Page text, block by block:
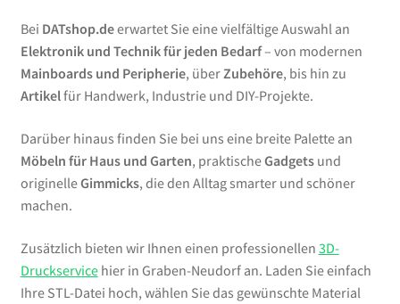
Bei DATshop.deerwartet Sie eine vielfältige Auswahl an
Elektronik und Technik für jeden Bedarf– von modernen
Mainboards und Peripherie, überZubehöre, bis hin zu
Artikelfür Handwerk, Industrie und DIY-Projekte.
Darüber hinaus finden Sie bei uns eine breite Palette an
Möbeln für Haus und Garten, praktischeGadgetsund
originelleGimmicks, die den Alltag smarter und schöner
machen.
Zusätzlich bieten wir Ihnen einen professionellen 3D-
Druckservicehier in Graben-Neudorf an. Laden Sie einfach
Ihre STL-Datei hoch, wählen Sie das gewünschte Material